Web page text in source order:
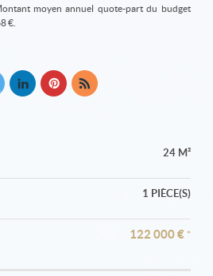
moyen annuel quote-part du budget
€.
24 M²
1 PIÈCE(S)
122 000 € *